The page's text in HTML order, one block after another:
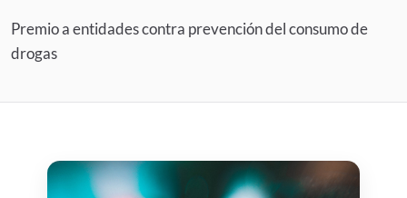
Premio a entidades contra prevención del consumo de
drogas